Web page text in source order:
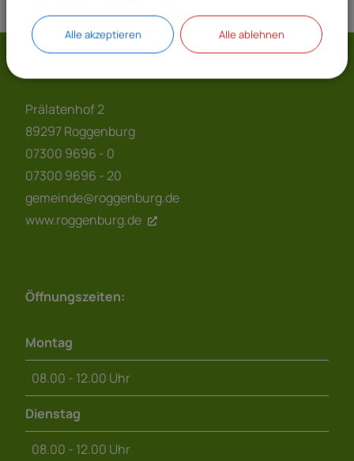
Prälatenhof 2
89297 Roggenburg
07300 9696 - 0
07300 9696 - 20
gemeinde@roggenburg.de
www.roggenburg.de
Öffnungszeiten:
Montag
08.00 - 12.00 Uhr
Dienstag
08.00 - 12.00 Uhr
Alle akzeptieren Alle ablehnen